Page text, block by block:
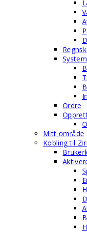
System
Ordre
Mitt område
Kobling til